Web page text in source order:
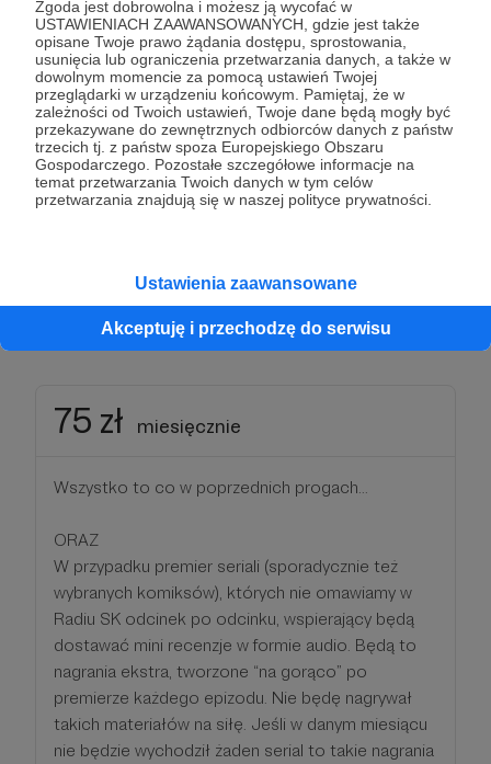
Zgoda jest dobrowolna i możesz ją wycofać w
USTAWIENIACH ZAAWANSOWANYCH, gdzie jest także
opisane Twoje prawo żądania dostępu, sprostowania,
usunięcia lub ograniczenia przetwarzania danych, a także w
dowolnym momencie za pomocą ustawień Twojej
przeglądarki w urządzeniu końcowym. Pamiętaj, że w
zależności od Twoich ustawień, Twoje dane będą mogły być
przekazywane do zewnętrznych odbiorców danych z państw
trzecich tj. z państw spoza Europejskiego Obszaru
Gospodarczego. Pozostałe szczegółowe informacje na
temat przetwarzania Twoich danych w tym celów
przetwarzania znajdują się w naszej polityce prywatności.
Ustawienia zaawansowane
Akceptuję i przechodzę do serwisu
ok. 30-60 min audycję) nagram i udostępnię
wspierającym z tej grupy eksluzywny podcast Q&A.
W przypadku większej liczby wspierających i dużej
chęci zadawania pytań mogę wprowadzić
ograniczenia do jednego pytania miesięcznie.
* Po upływie min. miesiąca chciałbym takie
nagranie upublicznić na blogu, ale tylko Wy
Patroni: 2
75 zł miesięcznie
Wszystko to co w poprzednich progach...
ORAZ
W przypadku premier seriali (sporadycznie też
wybranych komiksów), których nie omawiamy w
Radiu SK odcinek po odcinku, wspierający będą
dostawać mini recenzje w formie audio. Będą to
nagrania ekstra, tworzone “na gorąco” po
premierze każdego epizodu. Nie będę nagrywał
takich materiałów na siłę. Jeśli w danym miesiącu
nie będzie wychodził żaden serial to takie nagrania